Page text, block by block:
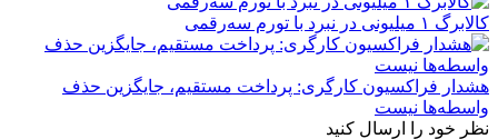
کالابرگ ۱ میلیونی در نبرد با تورم سه‌رقمی
هشدار فراکسیون کارگری: پرداخت مستقیم، جایگزین حذف
واسطه‌ها نیست
نظر خود را ارسال کنید